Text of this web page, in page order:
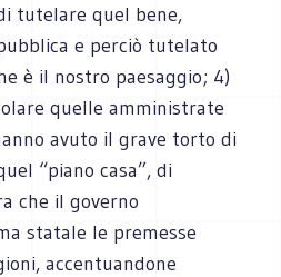
tutelare quel bene,
e perciò tutelato
è il nostro paesaggio; 4)
quelle amministrate
avuto il grave torto di
“piano casa”, di
che il governo
statale le premesse
accentuandone